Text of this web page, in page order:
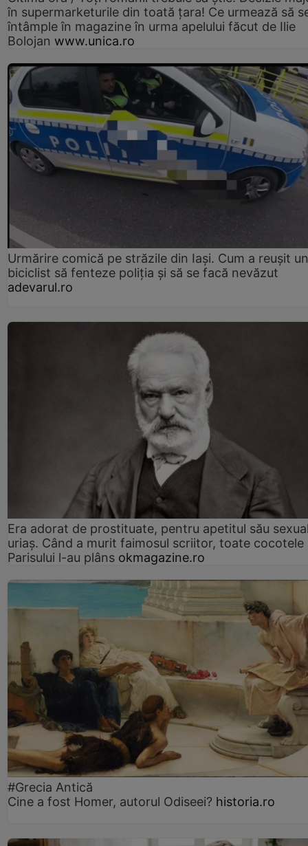
în supermarketurile din toată țara! Ce urmează să
întâmple în magazine în urma apelului făcut de Ilie
Bolojan www.unica.ro
Urmărire comică pe străzile din Iași. Cum a reușit un
biciclist să fenteze poliția și să se facă nevăzut
adevarul.ro
Era adorat de prostituate, pentru apetitul său
uriaș. Când a murit faimosul scriitor, toate cocotele
Parisului l-au plâns okmagazine.ro
#Grecia Antică
Cine a fost Homer, autorul Odiseei? historia.ro